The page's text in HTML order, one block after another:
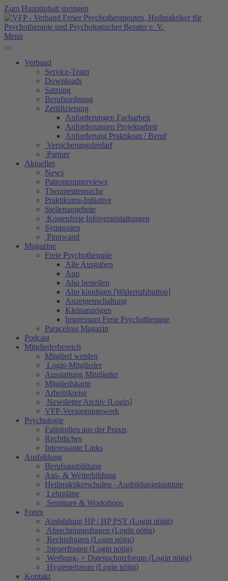
Zum Hauptinhalt springen
Menü
Verband
Service-Team
Downloads
Satzung
Berufsordnung
Zertifizierung
Anforderungen Facharbeit
Anforderungen Projektarbeit
Anforderung Praktikum / Beruf
Versicherungsbedarf
Partner
Aktuelles
News
Patienteninterviews
Therapeutensuche
Praktikums-Initiative
Stellenangebote
Kostenfreie Infoveranstaltungen
Symposien
Pinnwand
Magazine
Freie Psychotherapie
Alle Ausgaben
App
Abo bestellen
Abo kündigen [Widerrufsbutton]
Anzeigenschaltung
Kleinanzeigen
Impressum Freie Psychotherapie
Paracelsus Magazin
Podcast
Mitgliederbereich
Mitglied werden
Login-Mitglieder
Ausstattung Mitglieder
Mitgliedskarte
Arbeitskreise
Newsletter Archiv [Login]
VFP-Versorgungswerk
Psychologie
Fallstudien aus der Praxis
Rechtliches
Interessante Links
Ausbildung
Berufsausbildung
Aus- & Weiterbildung
Heilpraktikerschulen - Ausbildungsinstitute
Lehrpläne
Seminare & Workshops
Foren
Ausbildung HP / HP PSY (Login nötig)
Abrechnungsfragen (Login nötig)
Rechtsfragen (Login nötig)
Steuerfragen (Login nötig)
Werbung- + Datenschutzforum (Login nötig)
Hygieneforum (Login nötig)
Kontakt